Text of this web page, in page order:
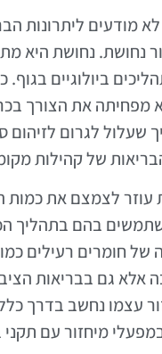
מודעים ליתרונות
נחושת. נחושת היא
ביולוגיים
מפחיתה את הצורך
שעלול לגרום לזיהום
של קהילות
עוזר לצמצם את כמות
בהם בתהליך
של חומרים רעילים
אלא גם בבריאות
עצמו נחשב בדרך
מיחזור עם תקני